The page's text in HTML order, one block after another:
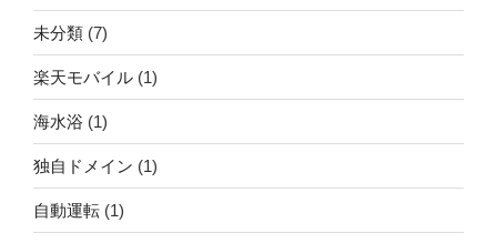
未分類 (7)
楽天モバイル (1)
海水浴 (1)
独自ドメイン (1)
自動運転 (1)